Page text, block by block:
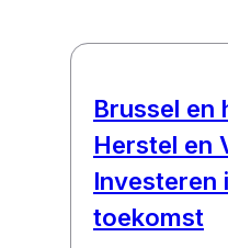
Brussel en
Herstel en
Investeren
toekomst